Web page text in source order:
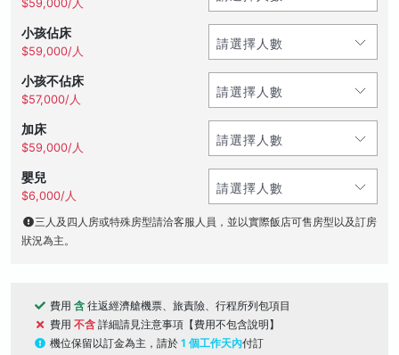
$59,000/人
小孩佔床
$59,000/人
小孩不佔床
$57,000/人
加床
$59,000/人
嬰兒
$6,000/人
三人及四人房或特殊房型請洽客服人員，並以實際飯店可售房型以及訂房
狀況為主。
費用 含 往返經濟艙機票、旅責險、行程所列包項目
費用 不含 詳細請見注意事項【費用不包含說明】
機位保留以訂金為主，請於 1 個工作天內付訂